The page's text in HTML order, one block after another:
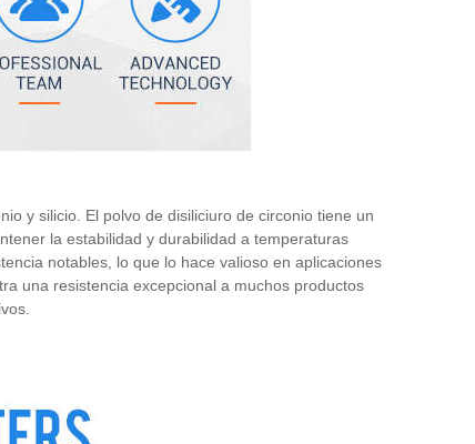
y silicio. El polvo de disiliciuro de circonio tiene un
la estabilidad y durabilidad a temperaturas
notables, lo que lo hace valioso en aplicaciones
una resistencia excepcional a muchos productos